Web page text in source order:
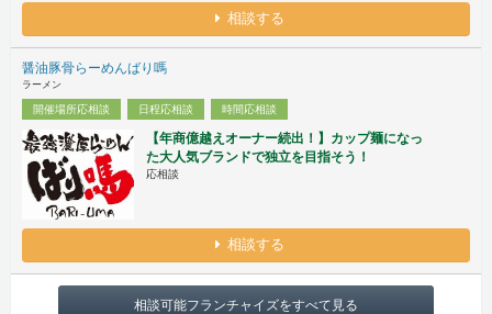
相談する
醤油豚骨らーめんばり嗎
ラーメン
開催場所応相談 日程応相談 時間応相談
【年商億越えオーナー続出！】カップ麺になっ
た大人気ブランドで独立を目指そう！
応相談
相談する
相談可能フランチャイズをすべて見る